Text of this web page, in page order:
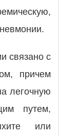
связано с
причем
легочную
путем,
или